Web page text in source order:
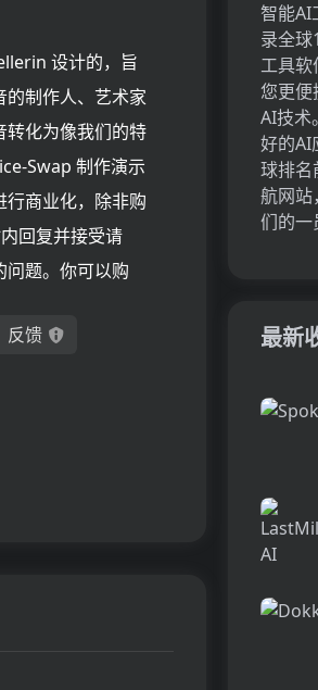
设计的，旨
制作人、艺术家
转化为像我们的特
Swap 制作演示
商业化，除非购
回复并接受请
问题。你可以购
反馈
智能AI
录全球
工具软
您更便
AI技术
好的AI
球排名
航网站
们的一
最新